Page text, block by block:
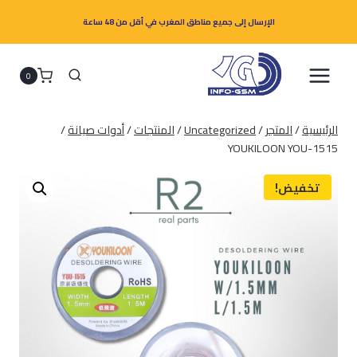
المحتوى
الإرسال إلى جميع مناطق المغرب في أقل من 48 ساعة
0
الرئيسية/المتجر/
Uncategorized
/المنتجات/أدوات صيانة/
YOUKILOON YOU-1515
تخفيض!